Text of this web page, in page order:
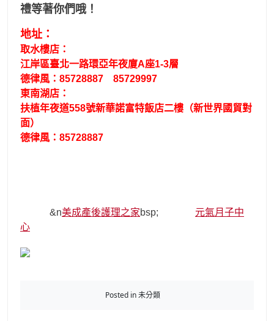
禮等著你們哦！
地址：
取水樓店：
江岸區臺北一路環亞年夜廈A座1-3層
德律風：85728887 85729997
東南湖店：
扶植年夜道558號新華諾富特飯店二樓（新世界國貿對
面）
德律風：85728887
&n美成產後護理之家bsp; 元氣月子中
心
Posted in 未分類